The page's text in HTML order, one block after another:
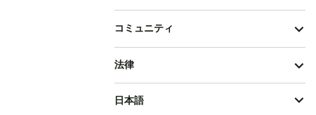
コミュニティ
法律
日本語